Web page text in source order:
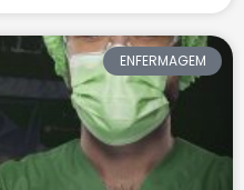
ENFERMAGEM